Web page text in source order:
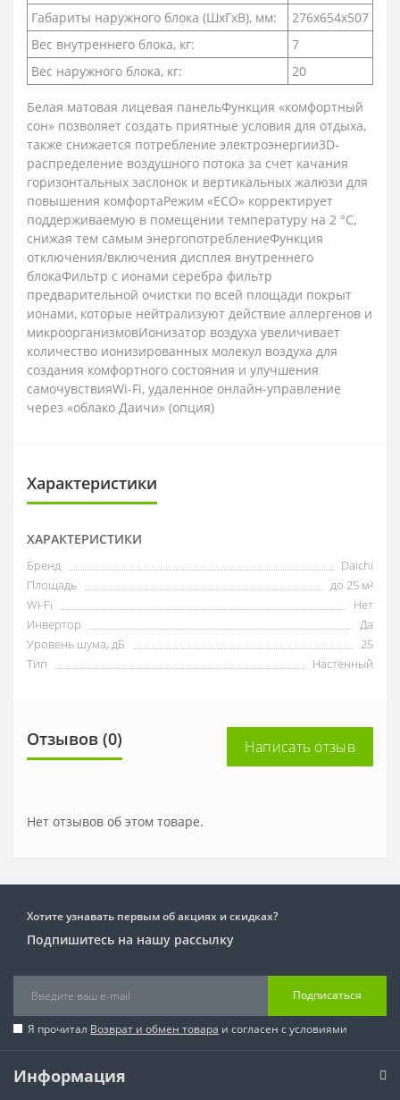
Габариты наружного блока (ШхГхВ), мм:
276х654х507
Вес внутреннего блока, кг:
7
Вес наружного блока, кг:
20
Белая матовая лицевая панельФункция «комфортный
сон» позволяет создать приятные условия для отдыха,
также снижается потребление электроэнергии3D-
распределение воздушного потока за счет качания
горизонтальных заслонок и вертикальных жалюзи для
повышения комфортаРежим «ECO» корректирует
поддерживаемую в помещении температуру на 2 °С,
снижая тем самым энергопотреблениеФункция
отключения/включения дисплея внутреннего
блокаФильтр c ионами серебра фильтр
предварительной очистки по всей площади покрыт
ионами, которые нейтрализуют действие аллергенов и
микроорганизмовИонизатор воздуха увеличивает
количество ионизированных молекул воздуха для
создания комфортного состояния и улучшения
самочувствияWi-Fi, удаленное онлайн-управление
через «облако Даичи» (опция)
Характеристики
ХАРАКТЕРИСТИКИ
Бренд
Daichi
Площадь
до 25 м²
Wi-Fi
Нет
Инвертор
Да
Уровень шума, дБ
25
Тип
Настенный
Отзывов (0) Написать отзыв
Нет отзывов об этом товаре.
Хотите узнавать первым об акциях и скидках?
Подпишитесь на нашу рассылку
Подписаться
Я прочитал Возврат и обмен товара и согласен с условиями
Информация